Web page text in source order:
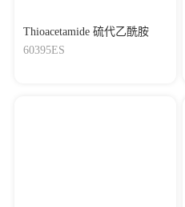
Thioacetamide 硫代乙酰胺
60395ES